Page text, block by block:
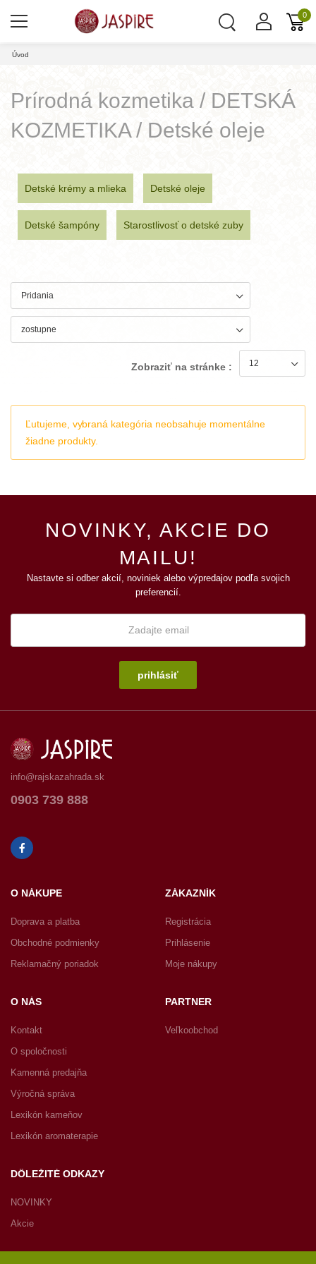
0
Úvod
Prírodná kozmetika / DETSKÁ
KOZMETIKA / Detské oleje
Detské krémy a mlieka Detské oleje
Detské šampóny Starostlivosť o detské zuby
Zobraziť na stránke :
Ľutujeme, vybraná kategória neobsahuje momentálne
žiadne produkty.
NOVINKY, AKCIE DO
MAILU!
Nastavte si odber akcií, noviniek alebo výpredajov podľa svojich
preferencií.
prihlásiť
info@rajskazahrada.sk
0903 739 888
O NÁKUPE
Doprava a platba
Obchodné podmienky
Reklamačný poriadok
ZÁKAZNÍK
Registrácia
Prihlásenie
Moje nákupy
O NÁS
Kontakt
O spoločnosti
Kamenná predajňa
Výročná správa
Lexikón kameňov
Lexikón aromaterapie
PARTNER
Veľkoobchod
DÔLEŽITÉ ODKAZY
NOVINKY
Akcie